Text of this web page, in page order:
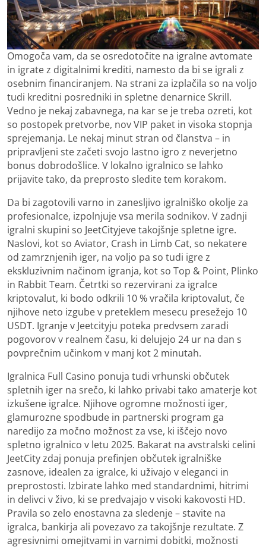
Omogoča vam, da se osredotočite na igralne avtomate
in igrate z digitalnimi krediti, namesto da bi se igrali z
osebnim financiranjem. Na strani za izplačila so na voljo
tudi kreditni posredniki in spletne denarnice Skrill.
Vedno je nekaj zabavnega, na kar se je treba ozreti, kot
so postopek pretvorbe, nov VIP paket in visoka stopnja
sprejemanja. Le nekaj minut stran od članstva – in
pripravljeni ste začeti svojo lastno igro z neverjetno
bonus dobrodošlice. V lokalno igralnico se lahko
prijavite tako, da preprosto sledite tem korakom.
Da bi zagotovili varno in zanesljivo igralniško okolje za
profesionalce, izpolnjuje vsa merila sodnikov. V zadnji
igralni skupini so JeetCityjeve takojšnje spletne igre.
Naslovi, kot so Aviator, Crash in Limb Cat, so nekatere
od zamrznjenih iger, na voljo pa so tudi igre z
ekskluzivnim načinom igranja, kot so Top & Point, Plinko
in Rabbit Team. Četrtki so rezervirani za igralce
kriptovalut, ki bodo odkrili 10 % vračila kriptovalut, če
njihove neto izgube v preteklem mesecu presežejo 10
USDT. Igranje v Jeetcityju poteka predvsem zaradi
pogovorov v realnem času, ki delujejo 24 ur na dan s
povprečnim učinkom v manj kot 2 minutah.
Igralnica Full Casino ponuja tudi vrhunski občutek
spletnih iger na srečo, ki lahko privabi tako amaterje kot
izkušene igralce. Njihove ogromne možnosti iger,
glamurozne spodbude in partnerski program ga
naredijo za močno možnost za vse, ki iščejo novo
spletno igralnico v letu 2025. Bakarat na avstralski celini
JeetCity zdaj ponuja prefinjen občutek igralniške
zasnove, idealen za igralce, ki uživajo v eleganci in
preprostosti. Izbirate lahko med standardnimi, hitrimi
in delivci v živo, ki se predvajajo v visoki kakovosti HD.
Pravila so zelo enostavna za sledenje – stavite na
igralca, bankirja ali povezavo za takojšnje rezultate. Z
agresivnimi omejitvami in varnimi dobitki, možnosti